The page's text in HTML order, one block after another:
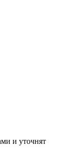
и уточнят